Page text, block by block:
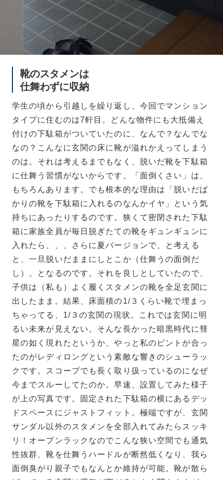
靴のスタメンは
仕舞わずに収納
学生の頃から引越しを繰り返し、今回でマンション
タイプに住むのは7軒目。どんな物件にも大抵備え
付けの下駄箱がついていたのに、なんで？なんでな
なの？こんなに玄関の床に靴が溢れかえってしまう
のは。それは考えるまでもなく、脱いだ靴を下駄箱
に仕舞う習慣がないからです。「面倒くさい」は、
もちろんあります。でも根本的な理由は「脱いだば
かりの靴を下駄箱に入れるのなんかイヤ」という気
持ちにあったりするのです。狭くて密閉された下駄
箱に家族全員が毎日脱ぎたての靴をギュンギュンに
入れたら、、、さらに夏バージョンで、と考える
と、一旦脱いだままにしとこか（仕舞うの面倒だ
し）。となるのです。それを良しとしていたので、
子供は（私も）よく履くスタメンの靴を全足玄関に
出したまま。結果、床面積の1/３くらい靴で埋まっ
ちゃってる、1/３の玄関の現状。これでは玄関に明
るい未来が見えない。そんな長かった暗黒時代に彗
星の如く現れたというか、やっと私のピントが合っ
たのがレディロングという素敵な響きのシューラッ
クです。スコープでも長く取り扱っているのになぜ
今までスルーしてたのか。早速、設置してみた様子
が上の写真です。固定された下駄箱の横にあるデッ
ドスペースにジャストフィット。極端ですが、玄関
サンダル以外のスタメンを全部入れてみたらスッキ
リ！オープンラックなのでこんな狭い空間でも通気
性抜群、靴を仕舞うハードルが断然低くなり、我ら
面倒臭がり親子でもなんとか維持が可能。靴が散ら